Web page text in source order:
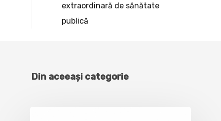
extraordinară de sănătate
publică
Din aceeași categorie